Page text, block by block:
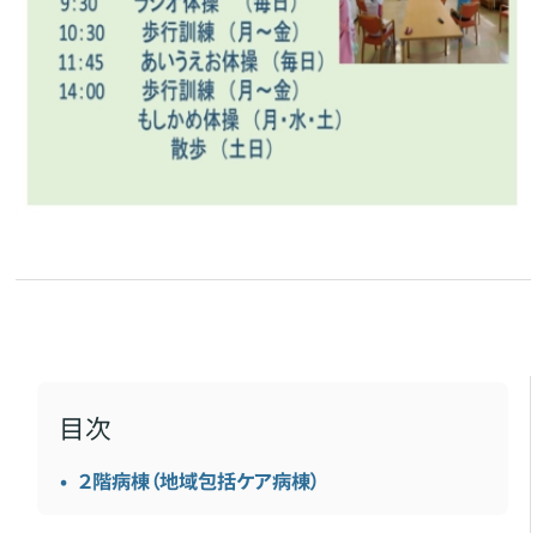
目次
２階病棟（地域包括ケア病棟）